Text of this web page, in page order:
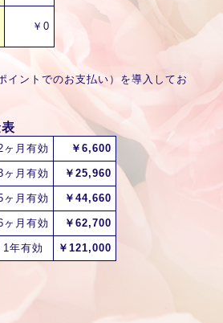
￥0
ポイントでのお支払い）を導入してお
ヶ月有効 ￥6,600
ヶ月有効 ￥25,960
ヶ月有効 ￥44,660
ヶ月有効 ￥62,700
1年有効 ￥121,000